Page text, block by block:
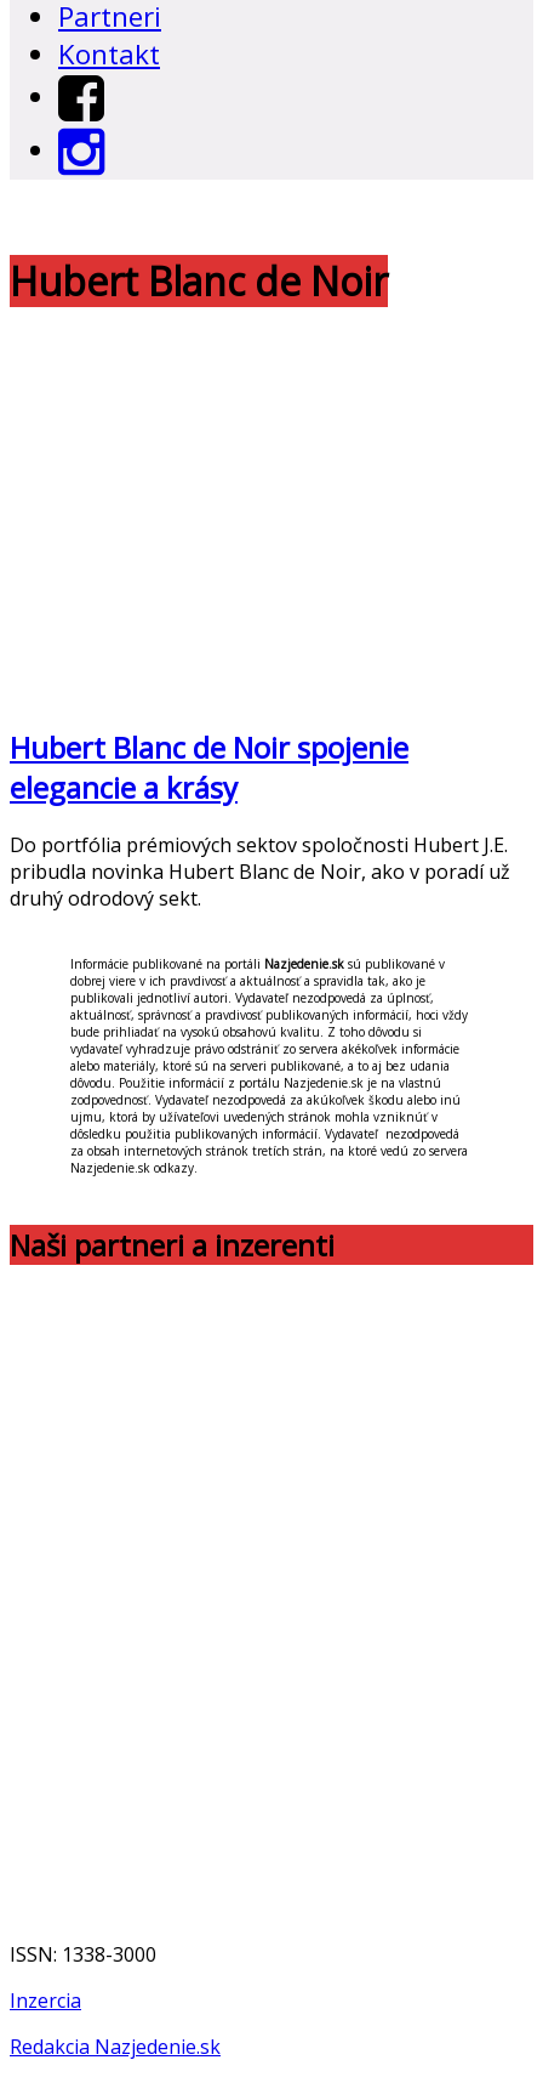
Partneri
Kontakt
Hubert Blanc de Noir
Hubert Blanc de Noir spojenie
elegancie a krásy
Do portfólia prémiových sektov spoločnosti Hubert J.E.
pribudla novinka Hubert Blanc de Noir, ako v poradí už
druhý odrodový sekt.
Informácie publikované na portáli Nazjedenie.sk sú publikované v
dobrej viere v ich pravdivosť a aktuálnosť a spravidla tak, ako je
publikovali jednotliví autori. Vydavateľ nezodpovedá za úplnosť,
aktuálnosť, správnosť a pravdivosť publikovaných informácií, hoci vždy
bude prihliadať na vysokú obsahovú kvalitu. Z toho dôvodu si
vydavateľ vyhradzuje právo odstrániť zo servera akékoľvek informácie
alebo materiály, ktoré sú na serveri publikované, a to aj bez udania
dôvodu. Použitie informácií z portálu Nazjedenie.sk je na vlastnú
zodpovednosť. Vydavateľ nezodpovedá za akúkoľvek škodu alebo inú
ujmu, ktorá by užívateľovi uvedených stránok mohla vzniknúť v
dôsledku použitia publikovaných informácií. Vydavateľ nezodpovedá
za obsah internetových stránok tretích strán, na ktoré vedú zo servera
Nazjedenie.sk odkazy.
Naši partneri a inzerenti
ISSN: 1338-3000
Inzercia
Redakcia Nazjedenie.sk